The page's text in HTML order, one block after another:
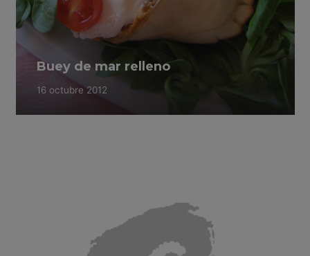
Buey de mar relleno
16 octubre 2012